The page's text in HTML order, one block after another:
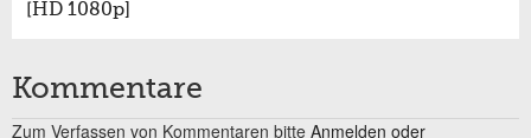
[HD 1080p]
Kommentare
Zum Verfassen von Kommentaren bitte Anmelden oder